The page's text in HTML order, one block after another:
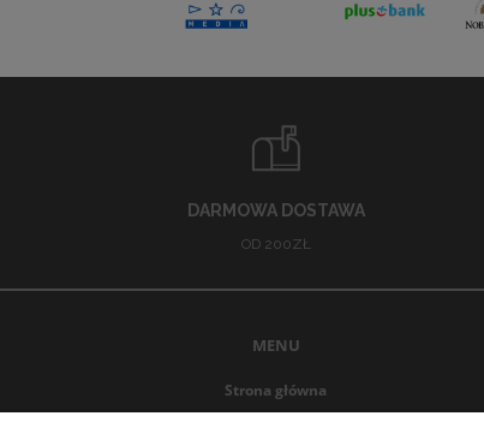
DARMOWA DOSTAWA
OD 200ZŁ
MENU
Strona główna
Promocje